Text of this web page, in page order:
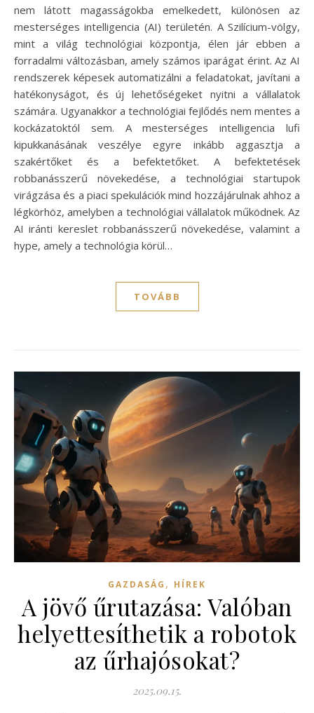
nem látott magasságokba emelkedett, különösen az
mesterséges intelligencia (AI) területén. A Szilícium-völgy,
mint a világ technológiai központja, élen jár ebben a
forradalmi változásban, amely számos iparágat érint. Az AI
rendszerek képesek automatizálni a feladatokat, javítani a
hatékonyságot, és új lehetőségeket nyitni a vállalatok
számára. Ugyanakkor a technológiai fejlődés nem mentes a
kockázatoktól sem. A mesterséges intelligencia lufi
kipukkanásának veszélye egyre inkább aggasztja a
szakértőket és a befektetőket. A befektetések
robbanásszerű növekedése, a technológiai startupok
virágzása és a piaci spekulációk mind hozzájárulnak ahhoz a
légkörhöz, amelyben a technológiai vállalatok működnek. Az
AI iránti kereslet robbanásszerű növekedése, valamint a
hype, amely a technológia körül…
TOVÁBB
GAZDASÁG , HÍREK
A jövő űrutazása: Valóban
helyettesíthetik a robotok
az űrhajósokat?
2025.09.15.